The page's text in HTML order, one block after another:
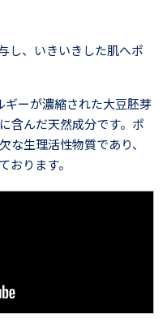
し、いきいきした肌へポ
ギーが濃縮された大豆胚芽
含んだ天然成分です。ポ
な生理活性物質であり、
おります。